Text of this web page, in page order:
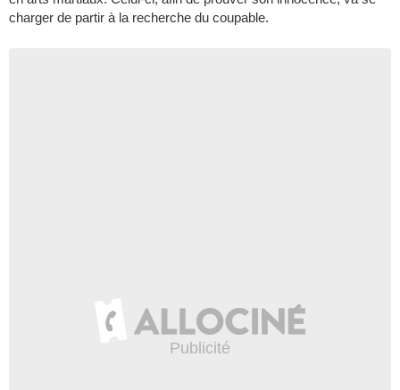
charger de partir à la recherche du coupable.